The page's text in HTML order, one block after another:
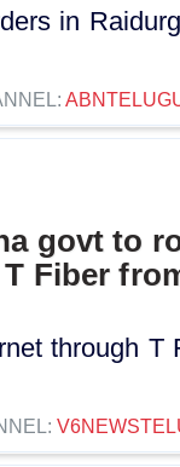
in
govt to
Fiber
through T